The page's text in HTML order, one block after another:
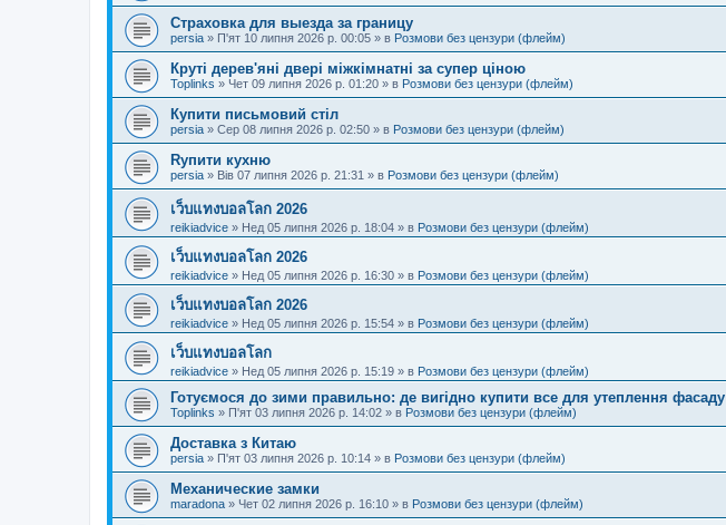
Страховка для выезда за границу
persia » П'ят 10 липня 2026 р. 00:05 » в Розмови без цензури (флейм)
Круті дерев'яні двері міжкімнатні за супер ціною
Toplinks » Чет 09 липня 2026 р. 01:20 » в Розмови без цензури (флейм)
Купити письмовий стіл
persia » Сер 08 липня 2026 р. 02:50 » в Розмови без цензури (флейм)
Rупити кухню
persia » Вів 07 липня 2026 р. 21:31 » в Розмови без цензури (флейм)
เว็บแทงบอลโลก 2026
reikiadvice » Нед 05 липня 2026 р. 18:04 » в Розмови без цензури (флейм)
เว็บแทงบอลโลก 2026
reikiadvice » Нед 05 липня 2026 р. 16:30 » в Розмови без цензури (флейм)
เว็บแทงบอลโลก 2026
reikiadvice » Нед 05 липня 2026 р. 15:54 » в Розмови без цензури (флейм)
เว็บแทงบอลโลก
reikiadvice » Нед 05 липня 2026 р. 15:19 » в Розмови без цензури (флейм)
Готуємося до зими правильно: де вигідно купити все для утеплення фасаду
Toplinks » П'ят 03 липня 2026 р. 14:02 » в Розмови без цензури (флейм)
Доставка з Китаю
persia » П'ят 03 липня 2026 р. 10:14 » в Розмови без цензури (флейм)
Механические замки
maradona » Чет 02 липня 2026 р. 16:10 » в Розмови без цензури (флейм)